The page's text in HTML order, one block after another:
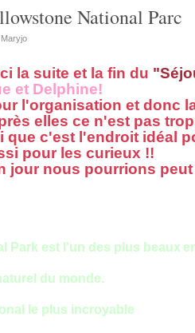
National Parc
la suite et la fin du
et Delphine!
l'organisation et donc
elles ce n'est pas
que c'est l'endroit idéal
pour les curieux !!
jour nous pourrions
Park est l'un des plus beaux
du monde.
le plus incroyable